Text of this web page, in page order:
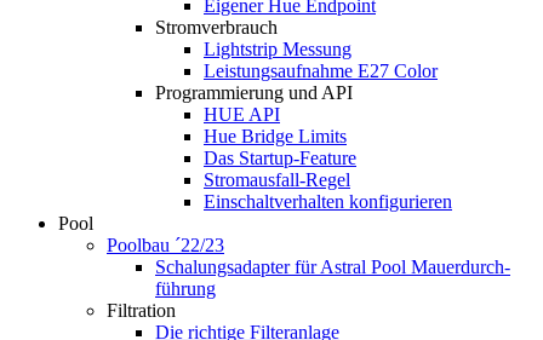
Eigener Hue Endpoint
Stromverbrauch
Lightstrip Messung
Leistungsaufnahme E27 Color
Programmierung und API
HUE API
Hue Bridge Limits
Das Startup-Feature
Stromausfall-Regel
Einschaltverhalten konfigurieren
Pool
Poolbau ´22/23
Schalungs­adapter für Astral Pool Mauer­durch­
führung
Filtration
Die richtige Filter­anlage